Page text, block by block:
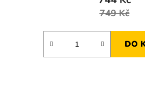
749 Kč
DO